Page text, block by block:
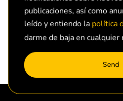
publicaciones, así como
leído y entiendo la política
darme de baja en cualquier
Send